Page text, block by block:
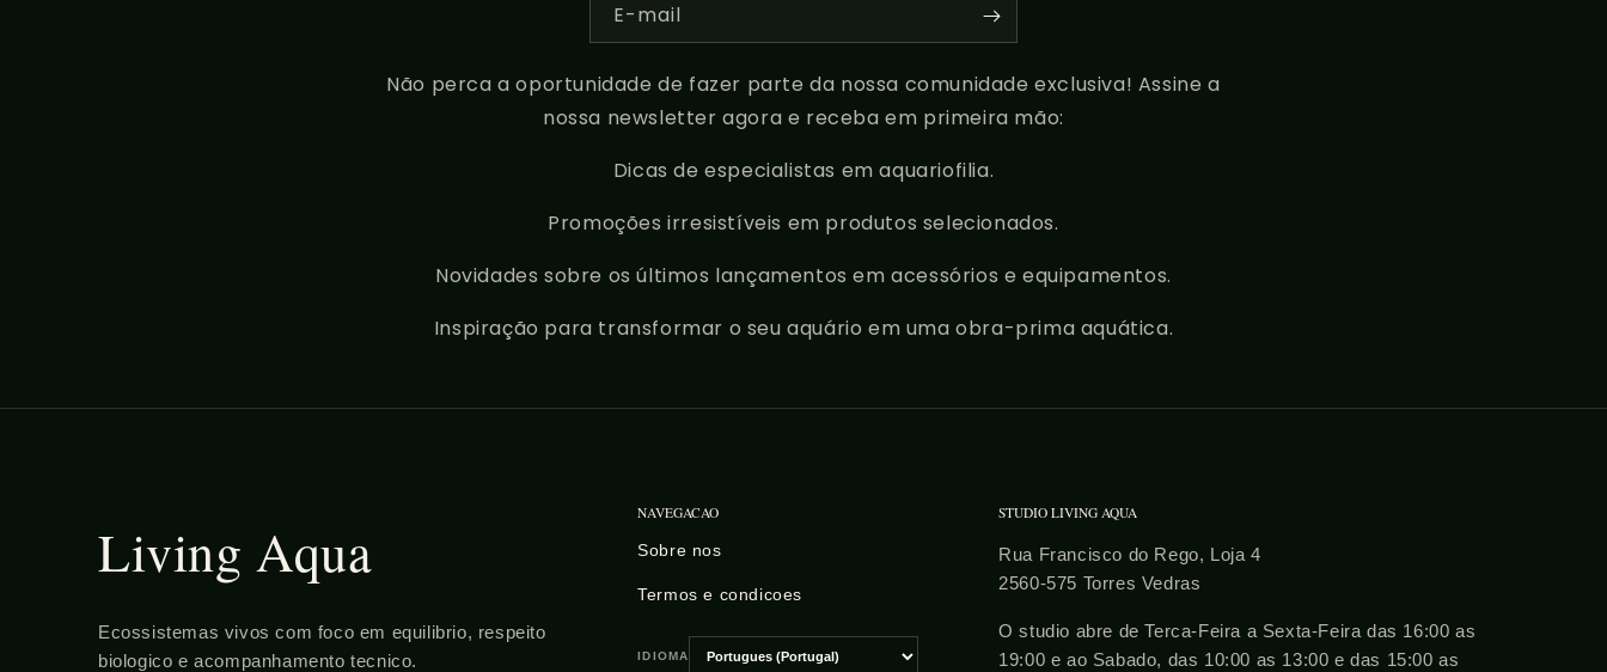
E-mail
Não perca a oportunidade de fazer parte da nossa comunidade exclusiva! Assine a
nossa newsletter agora e receba em primeira mão:
Dicas de especialistas em aquariofilia.
Promoções irresistíveis em produtos selecionados.
Novidades sobre os últimos lançamentos em acessórios e equipamentos.
Inspiração para transformar o seu aquário em uma obra-prima aquática.
Living Aqua
Ecossistemas vivos com foco em equilibrio, respeito
biologico e acompanhamento tecnico.
NAVEGACAO
Sobre nos
Termos e condicoes
IDIOMA
STUDIO LIVING AQUA
Rua Francisco do Rego, Loja 4
2560-575 Torres Vedras
O studio abre de Terca-Feira a Sexta-Feira das 16:00 as
19:00 e ao Sabado, das 10:00 as 13:00 e das 15:00 as